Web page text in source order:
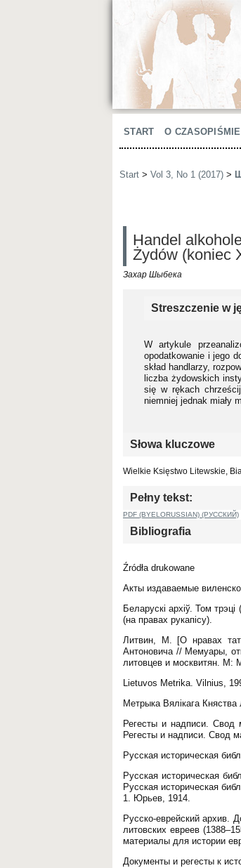
START O CZASOPIŚMIE
Start > Vol 3, No 1 (2017) >
Handel
Żydów (koniec
Захар Шыбека
Streszczenie w
W artykule
opodatkowanie i jego
skład handlarzy,
liczba żydowskich
się w rękach
niemniej jednak miały
Słowa kluczowe
Wielkie Księstwo Litewskie,
Pełny tekst:
PDF (BYELORUSSIAN) (РУССКИЙ)
Bibliografia
Źródła drukowane
Акты издаваемые
Беларускі архіў. Том
(на правах рукапісу).
Литвин, М. [О нравах
Антоновича // Мемуары,
литовцев и москвитян. М:
Lietuvos Metrika. Vilnius,
Метрыка Вялікага Княства
Регесты и надписи. Свод
Регесты и надписи. Свод
Русская историческая
Русская историческая
Русская историческая
1. Юрьев, 1914.
Русско-еврейский архив.
литовских евреев
материалы для истории
Документы и регесты к